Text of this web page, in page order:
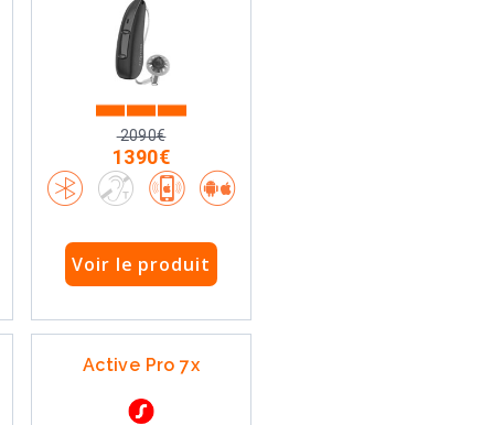
2090€
1390€
Voir le produit
Active Pro 7x